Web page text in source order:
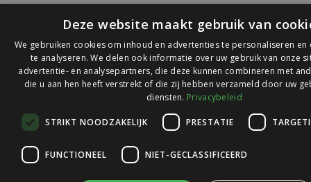
© 2026 Ledlichtdiscounter.nl
op
Webwinkelkeur
Deze website maakt gebruik van
We gebruiken cookies om inhoud en advertenties te personaliseren en
te analyseren. We delen ook informatie over uw gebruik van onze
advertentie- en analysepartners, die deze kunnen combineren met
die u aan hen heeft verstrekt of die zij hebben verzameld door uw
diensten. Privacybeleid
STRIKT NOODZAKELIJK PRESTATIE
FUNCTIONEEL NIET-GECLASSIFICEERD